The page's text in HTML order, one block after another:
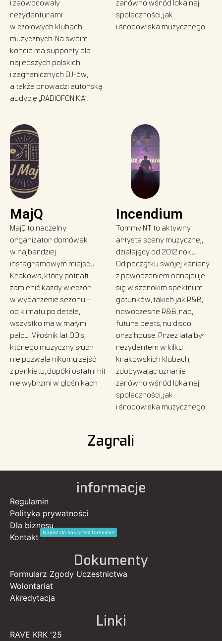
i zaowocowały
rezydenturami
w czołowych klubach
muzycznych. Na swoim
koncie ma supporty dla
najlepszych polskich
i zagranicznych DJ-ów,
a także prowadzi autorską
audycję „RADIOFONIK’A”.
zarówno wśród lokalnej
społeczności, jak
i środowiska muzycznego.
MajQ
MajQ to naczelny
organizator domówek
w najbardziej
instagramowym miejscu
Krakowa, który potrafi
zamienić każdy wieczór
w wydarzenie sezonu –
od klimatu po detale,
wszystko ma w małym
palcu. Miłośnik lat 00’s,
którego muzyczny słuch
nie pozwala nikomu zejść
z parkietu, dopóki ostatni hit
nie wybrzmi w głośnikach
Incendium
Tommy NT to aktywny
artysta sceny muzycznej,
działający od 2012 roku.
Od początku swojej kariery
z powodzeniem odnajduje
się w szerokim spektrum
gatunków, takich jak R&B,
nowoczesne R&B, rap,
future beats, nu disco
oraz house. Przez lata był
rezydentem w kilku
krakowskich klubach,
zdobywając uznanie
zarówno wśród lokalnej
społeczności, jak
i środowiska muzycznego.
Zagrali
informacje
Regulamin
Polityka prywatności
Dla biznesu
Kontakt
Napisz do nas przez formularz
Dokumenty
Formularz Zgody Uczestnictwa
Wolontariat
Akredytacja
Linki
RAVE KRK '25